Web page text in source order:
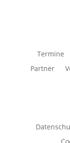
Termine
Partner